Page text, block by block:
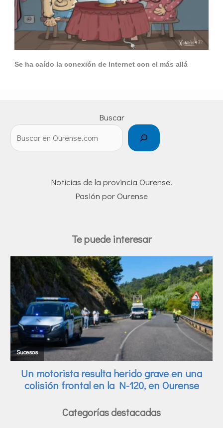
Se ha caído la conexión de Internet con el más allá
Buscar
Noticias de la provincia Ourense.
Pasión por Ourense
Te puede interesar
Categorías destacadas